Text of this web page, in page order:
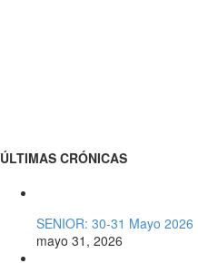
ÚLTIMAS CRÓNICAS
SENIOR: 30-31 Mayo 2026
mayo 31, 2026